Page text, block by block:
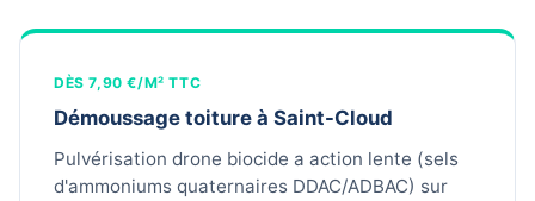
DÈS 7,90 €/M² TTC
Démoussage toiture à Saint-Cloud
Pulvérisation drone biocide a action lente (sels
d'ammoniums quaternaires DDAC/ADBAC) sur